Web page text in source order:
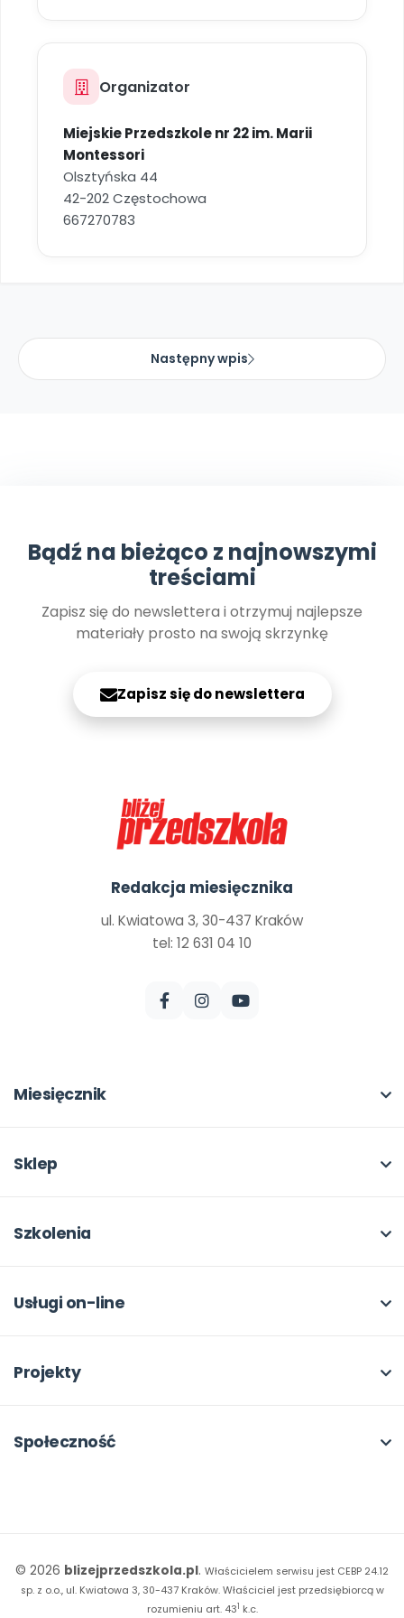
Organizator
Miejskie Przedszkole nr 22 im. Marii
Montessori
Olsztyńska 44
42-202 Częstochowa
667270783
Następny wpis
Bądź na bieżąco z najnowszymi
treściami
Zapisz się do newslettera i otrzymuj najlepsze
materiały prosto na swoją skrzynkę
Zapisz się do newslettera
Redakcja miesięcznika
ul. Kwiatowa 3, 30-437 Kraków
tel: 12 631 04 10
Miesięcznik
W numerze
Pomoce dydaktyczne
Dla autorów
Sklep
Moje zakupy
Odbiory i kontakt
Rabat dla przedszkoli
Szkolenia
Online
Dla rad pedagogicznych
18. FORUM
Usługi on-line
Moja Płytoteka
Kiosk online
Projekty
Kumpelkowo
Dookoła Polski
Społeczność
Instagram
© 2026 blizejprzedszkola.pl. Właścicielem serwisu jest CEBP 24.12
sp. z o.o., ul. Kwiatowa 3, 30-437 Kraków.Właściciel jest przedsiębiorcą w
rozumieniu art. 431 k.c.